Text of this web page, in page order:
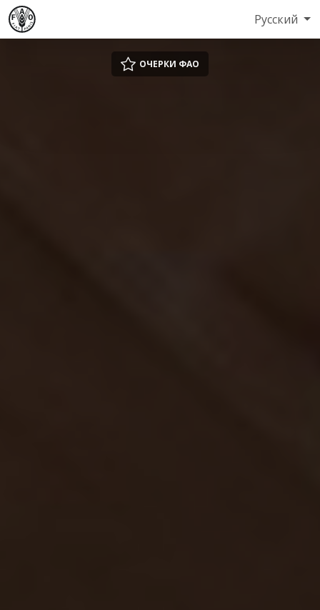
Русский
ОЧЕРКИ ФАО